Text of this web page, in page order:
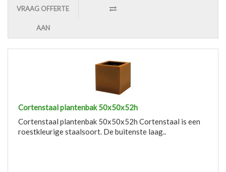
VRAAG OFFERTE
AAN
Cortenstaal plantenbak 50x50x52h
Cortenstaal plantenbak 50x50x52h Cortenstaal is een
roestkleurige staalsoort. De buitenste laag..